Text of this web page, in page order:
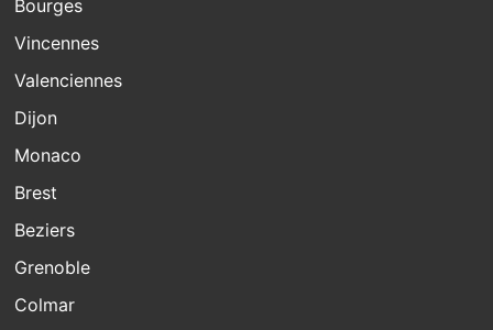
Bourges
Vincennes
Valenciennes
Dijon
Monaco
Brest
Beziers
Grenoble
Colmar